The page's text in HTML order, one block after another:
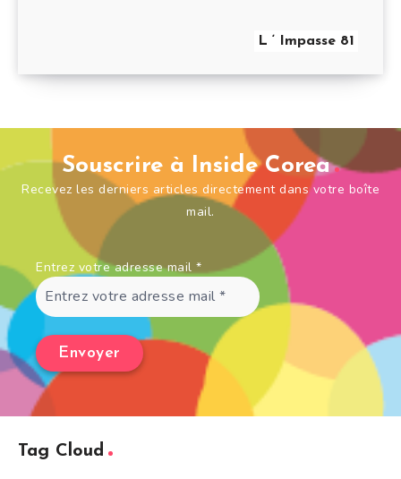
L ‘ Impasse 81
Souscrire à Inside Corea
Recevez les derniers articles directement dans votre boîte
mail.
Entrez votre adresse mail *
Tag Cloud